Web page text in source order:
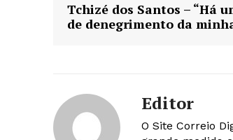
Tchizé dos Santos – “Há
de denegrimento da
Editor
O Site Correio